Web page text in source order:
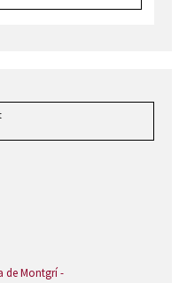
de Montgrí -